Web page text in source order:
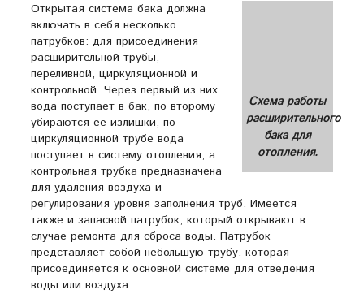
Схема работы
расширительного
бака для
отопления.
Открытая система бака должна
включать в себя несколько
патрубков: для присоединения
расширительной трубы,
переливной, циркуляционной и
контрольной. Через первый из них
вода поступает в бак, по второму
убираются ее излишки, по
циркуляционной трубе вода
поступает в систему отопления, а
контрольная трубка предназначена
для удаления воздуха и
регулирования уровня заполнения труб. Имеется
также и запасной патрубок, который открывают в
случае ремонта для сброса воды. Патрубок
представляет собой небольшую трубу, которая
присоединяется к основной системе для отведения
воды или воздуха.